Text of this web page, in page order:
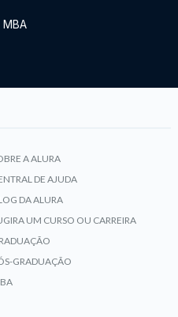
MBA
A ALURA
DE AJUDA
DA ALURA
UM CURSO OU CARREIRA
GRADUAÇÃO